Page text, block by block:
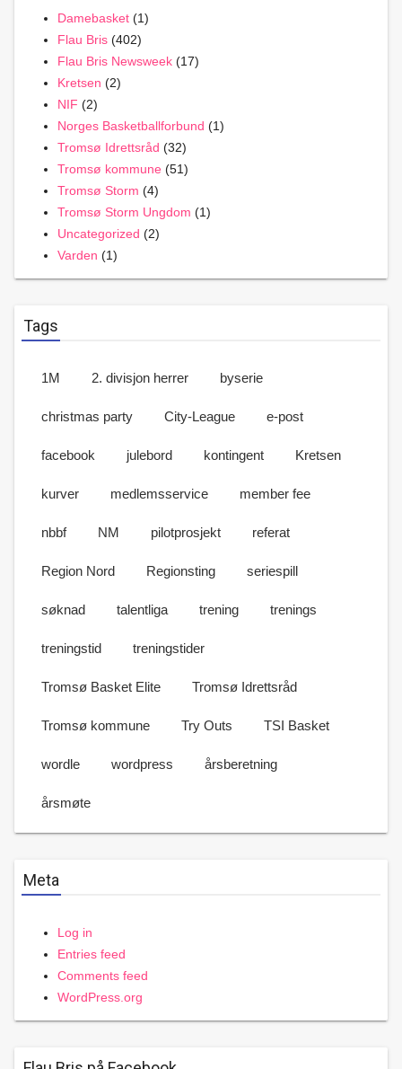
Damebasket (1)
Flau Bris (402)
Flau Bris Newsweek (17)
Kretsen (2)
NIF (2)
Norges Basketballforbund (1)
Tromsø Idrettsråd (32)
Tromsø kommune (51)
Tromsø Storm (4)
Tromsø Storm Ungdom (1)
Uncategorized (2)
Varden (1)
Tags
1M 2. divisjon herrer byserie
christmas party City-League e-post
facebook julebord kontingent Kretsen
kurver medlemsservice member fee
nbbf NM pilotprosjekt referat
Region Nord Regionsting seriespill
søknad talentliga trening trenings
treningstid treningstider
Tromsø Basket Elite Tromsø Idrettsråd
Tromsø kommune Try Outs TSI Basket
wordle wordpress årsberetning
årsmøte
Meta
Log in
Entries feed
Comments feed
WordPress.org